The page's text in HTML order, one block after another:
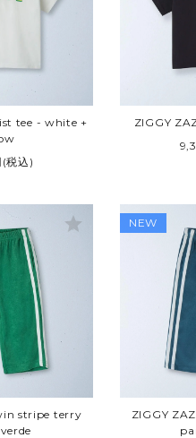
Other BRAND
tee - white +
税込)
ZIGGY
stripe terry
star NEW
ZIGGY